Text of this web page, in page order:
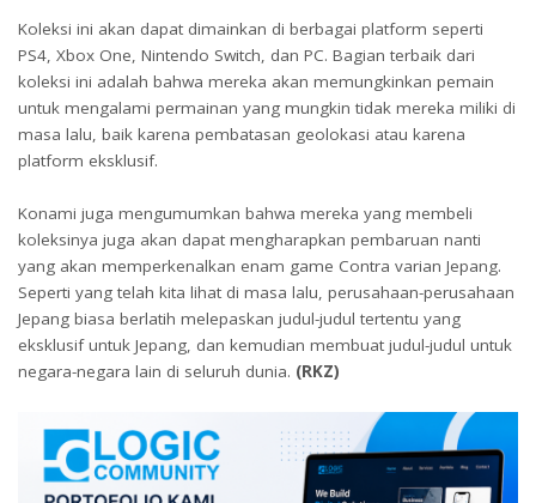
Koleksi ini akan dapat dimainkan di berbagai platform seperti
PS4, Xbox One, Nintendo Switch, dan PC. Bagian terbaik dari
koleksi ini adalah bahwa mereka akan memungkinkan pemain
untuk mengalami permainan yang mungkin tidak mereka miliki di
masa lalu, baik karena pembatasan geolokasi atau karena
platform eksklusif.
Konami juga mengumumkan bahwa mereka yang membeli
koleksinya juga akan dapat mengharapkan pembaruan nanti
yang akan memperkenalkan enam game Contra varian Jepang.
Seperti yang telah kita lihat di masa lalu, perusahaan-perusahaan
Jepang biasa berlatih melepaskan judul-judul tertentu yang
eksklusif untuk Jepang, dan kemudian membuat judul-judul untuk
negara-negara lain di seluruh dunia. (RKZ)